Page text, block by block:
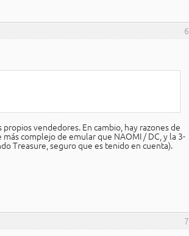
6
vendedores. En cambio, hay razones de
complejo de emular que NAOMI / DC, y la 3-
Treasure, seguro que es tenido en cuenta).
7